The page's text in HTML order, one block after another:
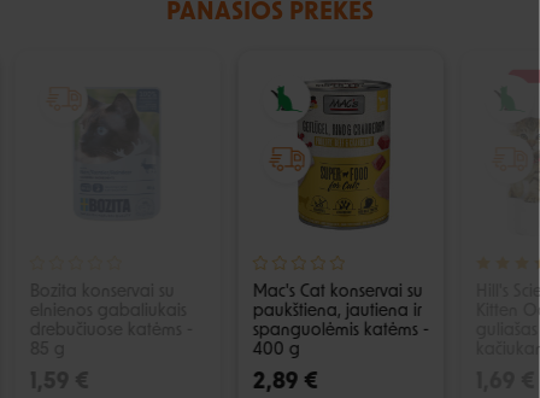
PANAŠIOS PREKĖS
Mac's Cat konservai su
paukštiena, jautiena ir
spanguolėmis katėms -
400 g
2,89 €
Hill's
Kitten